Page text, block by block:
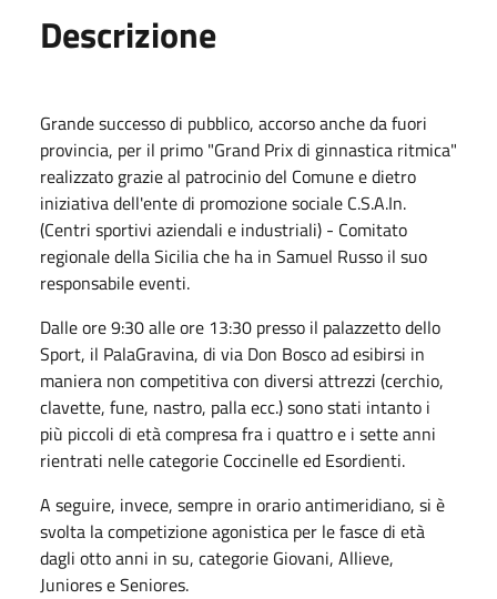
Descrizione
Grande successo di pubblico, accorso anche da fuori
provincia, per il primo "Grand Prix di ginnastica ritmica"
realizzato grazie al patrocinio del Comune e dietro
iniziativa dell'ente di promozione sociale C.S.A.In.
(Centri sportivi aziendali e industriali) - Comitato
regionale della Sicilia che ha in Samuel Russo il suo
responsabile eventi.
Dalle ore 9:30 alle ore 13:30 presso il palazzetto dello
Sport, il PalaGravina, di via Don Bosco ad esibirsi in
maniera non competitiva con diversi attrezzi (cerchio,
clavette, fune, nastro, palla ecc.) sono stati intanto i
più piccoli di età compresa fra i quattro e i sette anni
rientrati nelle categorie Coccinelle ed Esordienti.
A seguire, invece, sempre in orario antimeridiano, si è
svolta la competizione agonistica per le fasce di età
dagli otto anni in su, categorie Giovani, Allieve,
Juniores e Seniores.